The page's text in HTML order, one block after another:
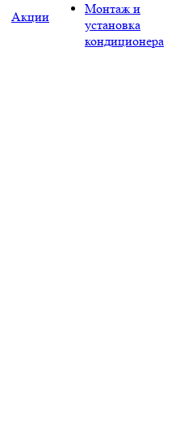
Акции
Монтаж и
установка
кондиционера